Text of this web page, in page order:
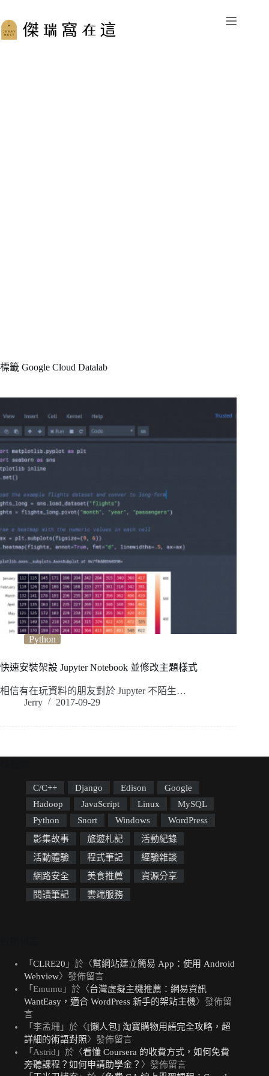
至
主
標籤 Google Cloud Datalab
Python
快速安裝架設 Jupyter Notebook 並修改主題樣式
相信有在玩資料的朋友對於 Jupyter 不陌生…
Jerry
2017-09-29
C/C++ Django Edison
Google
Hadoop
JavaScript Linux
MySQL
Python
Snort Windows
WordPress
影集故事
旅遊札記
活動紀錄
活動體驗
程式筆記
經驗雜談
網路安全
美食推薦
資源分享
閱讀筆記
雲端服務
「 CLRE20 」於〈幫網站建立簡易 App：使用 Android
Webview〉發佈留言
「 Emumu 」於〈台灣虛擬主機推薦：網易資訊
WantEasy，適合 WordPress 新手的架站主機〉發佈留
言
「 李孟珊 」於〈[懶人包] 淘寶購物用語完全攻略，超
詳細的術語對照〉發佈留言
「 Astrid 」於〈看懂 Coursera 的收費方式，如何免費
旁聽課程？如何申請助學金？ 〉發佈留言